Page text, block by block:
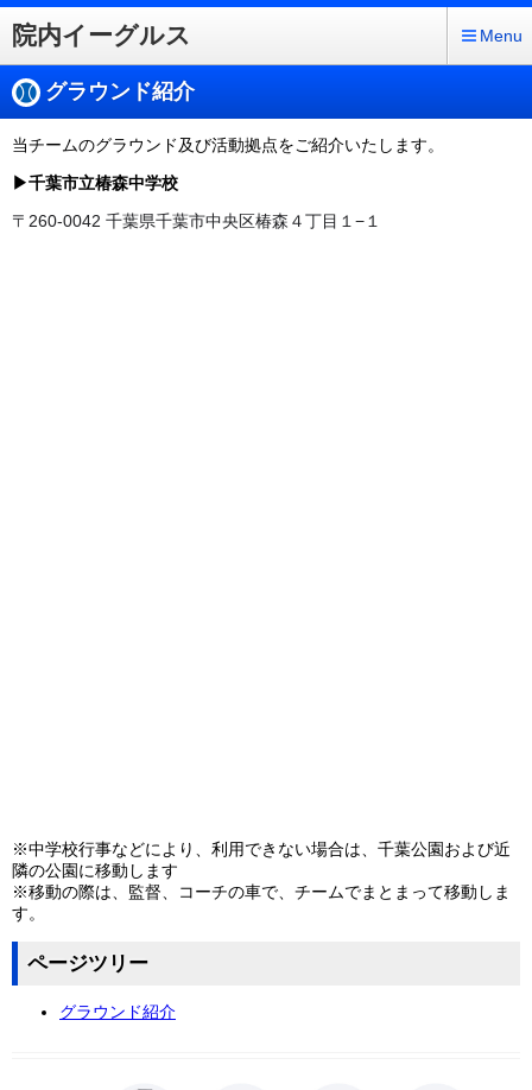
院内イーグルス Menu
グラウンド紹介
当チームのグラウンド及び活動拠点をご紹介いたします。
▶千葉市立椿森中学校
〒260-0042 千葉県千葉市中央区椿森４丁目１−１
※中学校行事などにより、利用できない場合は、千葉公園および近
隣の公園に移動します
※移動の際は、監督、コーチの車で、チームでまとまって移動しま
す。
ページツリー
グラウンド紹介